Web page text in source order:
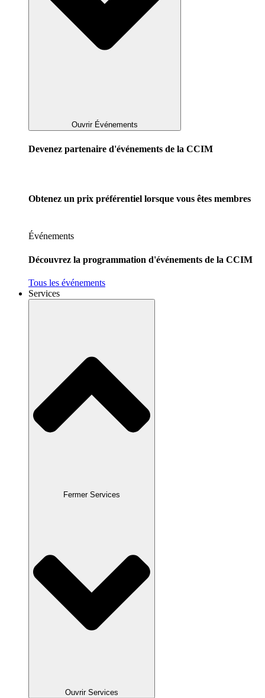
Ouvrir Événements
Devenez partenaire d'événements de la CCIM
Obtenez un prix préférentiel lorsque vous êtes membres
Événements
Découvrez la programmation d'événements de la CCIM
Tous les événements
Services
Fermer Services
Ouvrir Services